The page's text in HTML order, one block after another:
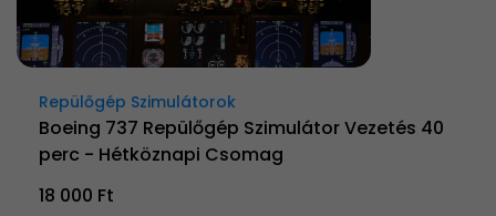
Repülőgép Szimulátorok
Boeing 737 Repülőgép Szimulátor Vezetés 40
perc - Hétköznapi Csomag
18 000 Ft